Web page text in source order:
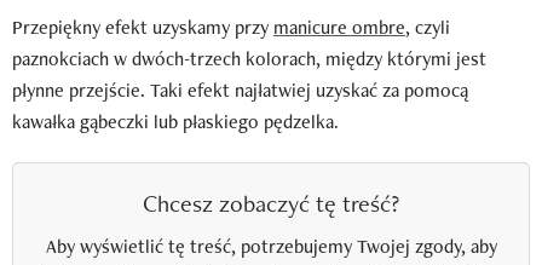
Przepiękny efekt uzyskamy przy manicure ombre, czyli
paznokciach w dwóch-trzech kolorach, między którymi jest
płynne przejście. Taki efekt najłatwiej uzyskać za pomocą
kawałka gąbeczki lub płaskiego pędzelka.
Chcesz zobaczyć tę treść?
Aby wyświetlić tę treść, potrzebujemy Twojej zgody, aby